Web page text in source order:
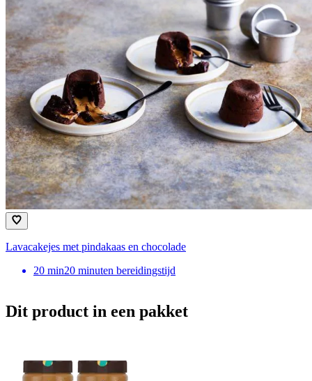
Lavacakejes met pindakaas en chocolade
20 min20 minuten bereidingstijd
Dit product in een pakket